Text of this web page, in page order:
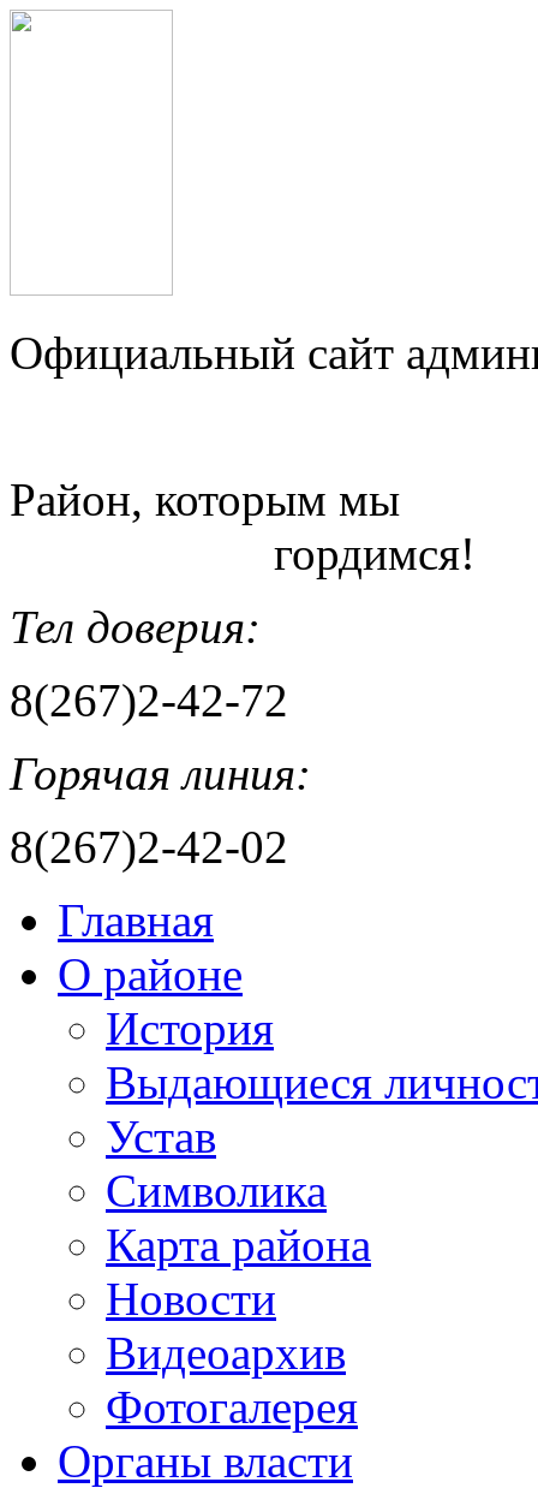
Официальный сайт
Район, которым мы
гордимся!
Тел доверия:
8(267)2-42-72
Горячая линия:
8(267)2-42-02
Главная
О районе
История
Выдающиеся
Устав
Символика
Карта района
Новости
Видеоархив
Фотогалерея
Органы власти